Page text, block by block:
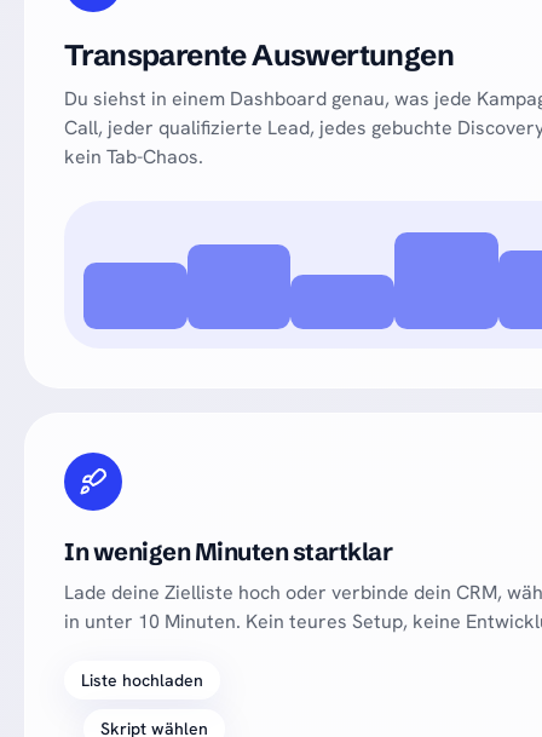
Transparente Auswertungen
Du siehst in einem Dashboard genau, was jede
Call, jeder qualifizierte Lead, jedes gebuchte
kein Tab-Chaos.
In wenigen Minuten startklar
Lade deine Zielliste hoch oder verbinde dein CRM,
in unter 10 Minuten. Kein teures Setup, keine
Liste hochladen
Skript wählen